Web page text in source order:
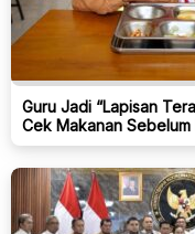
Guru Jadi “Lapisan
Cek Makanan Sebelum